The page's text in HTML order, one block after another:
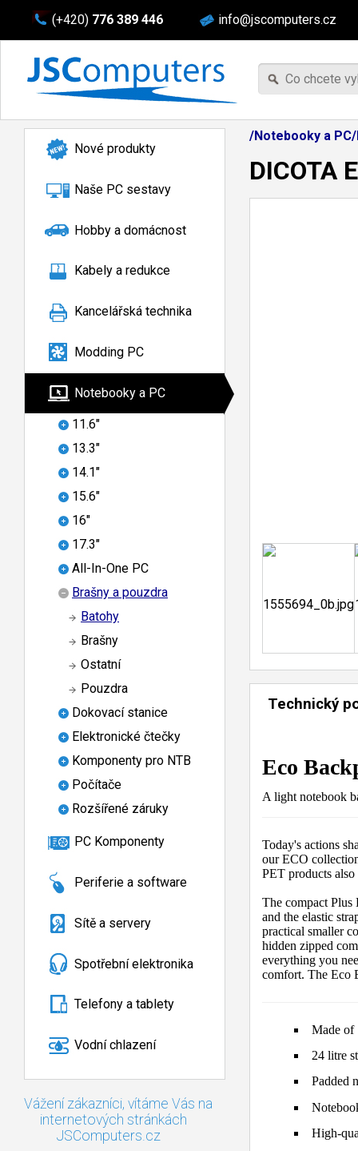
(+420) 776 389 446 info@jscomputers.cz
Nové produkty
Naše PC sestavy
Hobby a domácnost
Kabely a redukce
Kancelářská technika
Modding PC
Notebooky a PC
11.6"
13.3"
14.1"
15.6"
16"
17.3"
All-In-One PC
Brašny a pouzdra
Batohy
Brašny
Ostatní
Pouzdra
Dokovací stanice
Elektronické čtečky
Komponenty pro NTB
Počítače
Rozšířené záruky
PC Komponenty
Periferie a software
Sítě a servery
Spotřební elektronika
Telefony a tablety
Vodní chlazení
Vážení zákazníci, vítáme Vás na
internetových stránkách
JSComputers.cz
/Notebooky a
DICOTA
Technický
Eco
A light notebook
Today's actions
our ECO
PET products
The compact
and the elastic
practical smaller
hidden zipped
everything you
comfort. The Eco
Made of
24 litre
Padded
High-